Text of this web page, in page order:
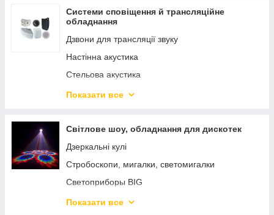
АКУСТИКА 2.1 ПОРТАТИВНАЯ АКУСТИКА
Системи сповіщення й трансляційне
обладнання
Дзвони для трансляції звуку
Настінна акустика
Стельова акустика
Регулятори гучності, трансформатори
DJ-ОБЛАДНАННЯ
Показати все
Світлове шоу, обладнання для дискотек
Дзеркальні кулі
Стробоскопи, мигалки, светомигалки
Светоприборы BIG
Дим машина, Генератор диму
Показати все